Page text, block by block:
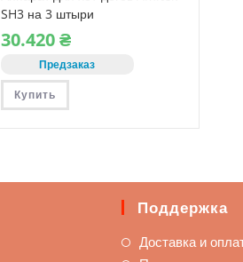
SH3 на 3 штыри
30.420₴
Предзаказ
Купить
Поддержка
Доставка и